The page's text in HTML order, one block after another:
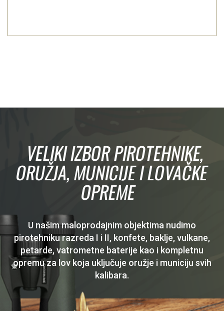
VELIKI IZBOR PIROTEHNIKE,
ORUŽJA, MUNICIJE I LOVAČKE
OPREME
U našim maloprodajnim objektima nudimo
pirotehniku razreda I i II, konfete, baklje, vulkane,
petarde, vatrometne baterije kao i kompletnu
opremu za lov koja uključuje oružje i municiju svih
kalibara.